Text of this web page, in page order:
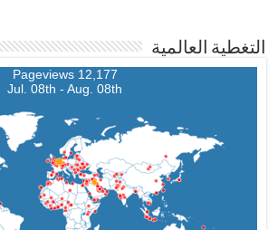
التغطية العالمية
12,177 Pageviews
Jul. 08th - Aug. 08th